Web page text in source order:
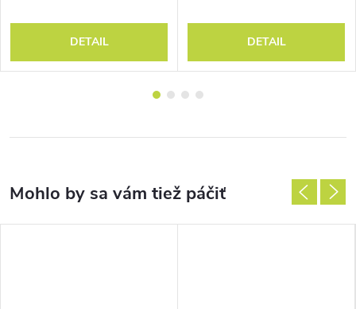
DETAIL DETAIL